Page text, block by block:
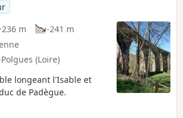
m
-241 m
(Loire)
longeant l'Isable et
de Padègue.